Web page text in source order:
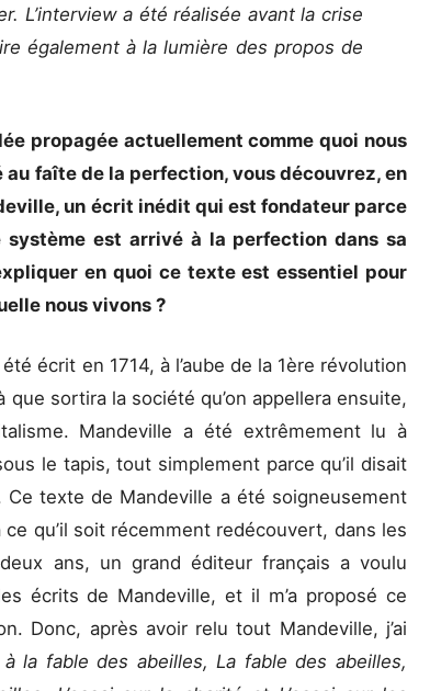
L’interview a été réalisée avant la crise
également à la lumière des propos de
propagée actuellement comme quoi nous
faîte de la perfection, vous découvrez, en
un écrit inédit qui est fondateur parce
système est arrivé à la perfection dans sa
en quoi ce texte est essentiel pour
nous vivons ?
écrit en 1714, à l’aube de la 1ère révolution
que sortira la société qu’on appellera ensuite,
Mandeville a été extrêmement lu à
le tapis, tout simplement parce qu’il disait
texte de Mandeville a été soigneusement
ce qu’il soit récemment redécouvert, dans les
ans, un grand éditeur français a voulu
écrits de Mandeville, et il m’a proposé ce
Donc, après avoir relu tout Mandeville, j’ai
la fable des abeilles, La fable des abeilles,